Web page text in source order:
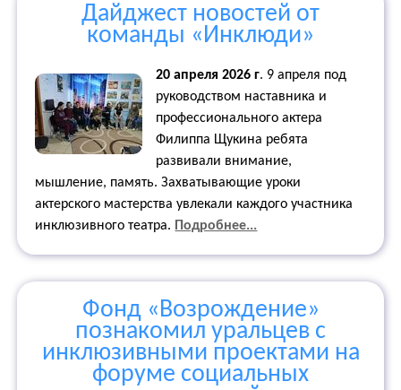
Дайджест новостей от
команды «Инклюди»
20 апреля 2026 г. 9 апреля под
руководством наставника и
профессионального актера
Филиппа Щукина ребята
развивали внимание,
мышление, память. Захватывающие уроки
актерского мастерства увлекали каждого участника
инклюзивного театра. Подробнее...
Фонд «Возрождение»
познакомил уральцев с
инклюзивными проектами на
форуме социальных